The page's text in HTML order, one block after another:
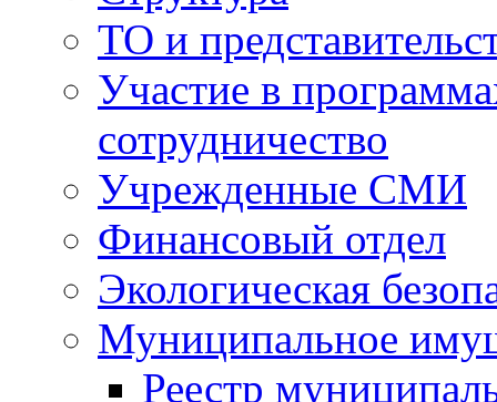
ТО и
Участие в
сотрудничество
Учрежденные СМИ
Финансовый отдел
Экологическая
Муниципальное
Реестр